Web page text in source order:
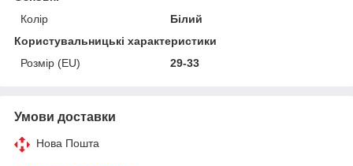
Колір
Білий
Користувальницькі характеристики
Розмір (EU)
29-33
Умови доставки
Нова Пошта